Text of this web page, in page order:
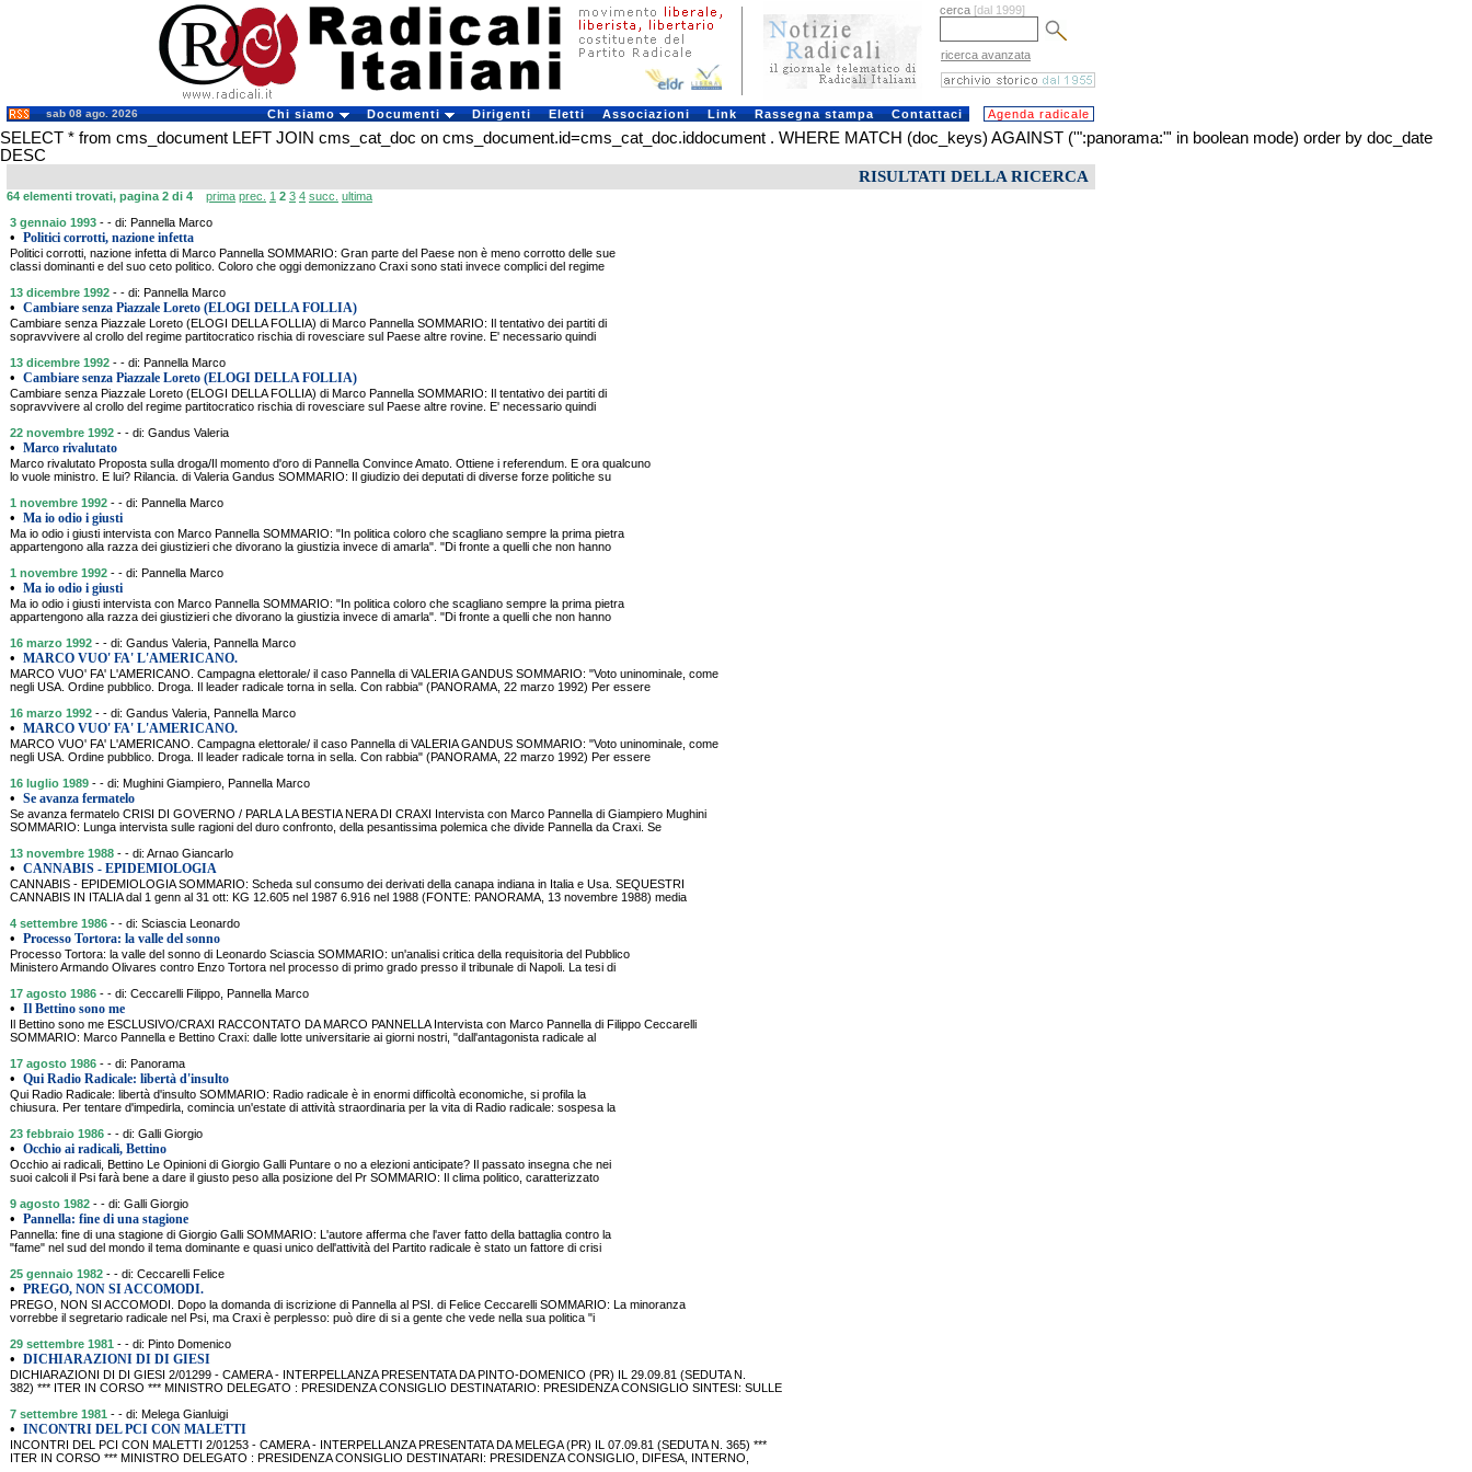
cerca [dal 1999]
ricerca avanzata
sab 08 ago. 2026 Chi siamo Documenti Dirigenti Eletti Associazioni Link Rassegna stampa Contattaci Agenda radicale
SELECT * from cms_document LEFT JOIN cms_cat_doc on cms_document.id=cms_cat_doc.iddocument . WHERE MATCH (doc_keys) AGAINST ('":panorama:"' in boolean mode) order by doc_date
DESC
RISULTATI DELLA RICERCA
64 elementi trovati, pagina 2 di 4 prima prec. 1 2 3 4 succ. ultima
3 gennaio 1993 - - di: Pannella Marco
• Politici corrotti, nazione infetta
Politici corrotti, nazione infetta di Marco Pannella SOMMARIO: Gran parte del Paese non è meno corrotto delle sue
classi dominanti e del suo ceto politico. Coloro che oggi demonizzano Craxi sono stati invece complici del regime
13 dicembre 1992 - - di: Pannella Marco
• Cambiare senza Piazzale Loreto (ELOGI DELLA FOLLIA)
Cambiare senza Piazzale Loreto (ELOGI DELLA FOLLIA) di Marco Pannella SOMMARIO: Il tentativo dei partiti di
sopravvivere al crollo del regime partitocratico rischia di rovesciare sul Paese altre rovine. E' necessario quindi
13 dicembre 1992 - - di: Pannella Marco
• Cambiare senza Piazzale Loreto (ELOGI DELLA FOLLIA)
Cambiare senza Piazzale Loreto (ELOGI DELLA FOLLIA) di Marco Pannella SOMMARIO: Il tentativo dei partiti di
sopravvivere al crollo del regime partitocratico rischia di rovesciare sul Paese altre rovine. E' necessario quindi
22 novembre 1992 - - di: Gandus Valeria
• Marco rivalutato
Marco rivalutato Proposta sulla droga/Il momento d'oro di Pannella Convince Amato. Ottiene i referendum. E ora qualcuno
lo vuole ministro. E lui? Rilancia. di Valeria Gandus SOMMARIO: Il giudizio dei deputati di diverse forze politiche su
1 novembre 1992 - - di: Pannella Marco
• Ma io odio i giusti
Ma io odio i giusti intervista con Marco Pannella SOMMARIO: "In politica coloro che scagliano sempre la prima pietra
appartengono alla razza dei giustizieri che divorano la giustizia invece di amarla". "Di fronte a quelli che non hanno
1 novembre 1992 - - di: Pannella Marco
• Ma io odio i giusti
Ma io odio i giusti intervista con Marco Pannella SOMMARIO: "In politica coloro che scagliano sempre la prima pietra
appartengono alla razza dei giustizieri che divorano la giustizia invece di amarla". "Di fronte a quelli che non hanno
16 marzo 1992 - - di: Gandus Valeria, Pannella Marco
• MARCO VUO' FA' L'AMERICANO.
MARCO VUO' FA' L'AMERICANO. Campagna elettorale/ il caso Pannella di VALERIA GANDUS SOMMARIO: "Voto uninominale, come
negli USA. Ordine pubblico. Droga. Il leader radicale torna in sella. Con rabbia" (PANORAMA, 22 marzo 1992) Per essere
16 marzo 1992 - - di: Gandus Valeria, Pannella Marco
• MARCO VUO' FA' L'AMERICANO.
MARCO VUO' FA' L'AMERICANO. Campagna elettorale/ il caso Pannella di VALERIA GANDUS SOMMARIO: "Voto uninominale, come
negli USA. Ordine pubblico. Droga. Il leader radicale torna in sella. Con rabbia" (PANORAMA, 22 marzo 1992) Per essere
16 luglio 1989 - - di: Mughini Giampiero, Pannella Marco
• Se avanza fermatelo
Se avanza fermatelo CRISI DI GOVERNO / PARLA LA BESTIA NERA DI CRAXI Intervista con Marco Pannella di Giampiero Mughini
SOMMARIO: Lunga intervista sulle ragioni del duro confronto, della pesantissima polemica che divide Pannella da Craxi. Se
13 novembre 1988 - - di: Arnao Giancarlo
• CANNABIS - EPIDEMIOLOGIA
CANNABIS - EPIDEMIOLOGIA SOMMARIO: Scheda sul consumo dei derivati della canapa indiana in Italia e Usa. SEQUESTRI
CANNABIS IN ITALIA dal 1 genn al 31 ott: KG 12.605 nel 1987 6.916 nel 1988 (FONTE: PANORAMA, 13 novembre 1988) media
4 settembre 1986 - - di: Sciascia Leonardo
• Processo Tortora: la valle del sonno
Processo Tortora: la valle del sonno di Leonardo Sciascia SOMMARIO: un'analisi critica della requisitoria del Pubblico
Ministero Armando Olivares contro Enzo Tortora nel processo di primo grado presso il tribunale di Napoli. La tesi di
17 agosto 1986 - - di: Ceccarelli Filippo, Pannella Marco
• Il Bettino sono me
Il Bettino sono me ESCLUSIVO/CRAXI RACCONTATO DA MARCO PANNELLA Intervista con Marco Pannella di Filippo Ceccarelli
SOMMARIO: Marco Pannella e Bettino Craxi: dalle lotte universitarie ai giorni nostri, "dall'antagonista radicale al
17 agosto 1986 - - di: Panorama
• Qui Radio Radicale: libertà d'insulto
Qui Radio Radicale: libertà d'insulto SOMMARIO: Radio radicale è in enormi difficoltà economiche, si profila la
chiusura. Per tentare d'impedirla, comincia un'estate di attività straordinaria per la vita di Radio radicale: sospesa la
23 febbraio 1986 - - di: Galli Giorgio
• Occhio ai radicali, Bettino
Occhio ai radicali, Bettino Le Opinioni di Giorgio Galli Puntare o no a elezioni anticipate? Il passato insegna che nei
suoi calcoli il Psi farà bene a dare il giusto peso alla posizione del Pr SOMMARIO: Il clima politico, caratterizzato
9 agosto 1982 - - di: Galli Giorgio
• Pannella: fine di una stagione
Pannella: fine di una stagione di Giorgio Galli SOMMARIO: L'autore afferma che l'aver fatto della battaglia contro la
"fame" nel sud del mondo il tema dominante e quasi unico dell'attività del Partito radicale è stato un fattore di crisi
25 gennaio 1982 - - di: Ceccarelli Felice
• PREGO, NON SI ACCOMODI.
PREGO, NON SI ACCOMODI. Dopo la domanda di iscrizione di Pannella al PSI. di Felice Ceccarelli SOMMARIO: La minoranza
vorrebbe il segretario radicale nel Psi, ma Craxi è perplesso: può dire di si a gente che vede nella sua politica "i
29 settembre 1981 - - di: Pinto Domenico
• DICHIARAZIONI DI DI GIESI
DICHIARAZIONI DI DI GIESI 2/01299 - CAMERA - INTERPELLANZA PRESENTATA DA PINTO-DOMENICO (PR) IL 29.09.81 (SEDUTA N.
382) *** ITER IN CORSO *** MINISTRO DELEGATO : PRESIDENZA CONSIGLIO DESTINATARIO: PRESIDENZA CONSIGLIO SINTESI: SULLE
7 settembre 1981 - - di: Melega Gianluigi
• INCONTRI DEL PCI CON MALETTI
INCONTRI DEL PCI CON MALETTI 2/01253 - CAMERA - INTERPELLANZA PRESENTATA DA MELEGA (PR) IL 07.09.81 (SEDUTA N. 365) ***
ITER IN CORSO *** MINISTRO DELEGATO : PRESIDENZA CONSIGLIO DESTINATARI: PRESIDENZA CONSIGLIO, DIFESA, INTERNO,